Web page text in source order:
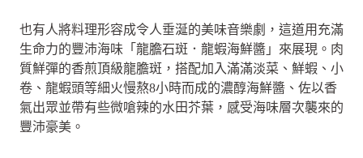
也有人將料理形容成令人垂涎的美味音樂劇，這道用充滿
生命力的豐沛海味「龍膽石斑．龍蝦海鮮醬」來展現。肉
質鮮彈的香煎頂級龍膽斑，搭配加入滿滿淡菜、鮮蝦、小
卷、龍蝦頭等細火慢熬8小時而成的濃醇海鮮醬、佐以香
氣出眾並帶有些微嗆辣的水田芥葉，感受海味層次襲來的
豐沛豪美。